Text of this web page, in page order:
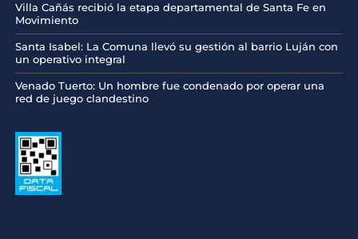
Villa Cañás recibió la etapa departamental de Santa Fe en
Movimiento
Santa Isabel: La Comuna llevó su gestión al barrio Luján con
un operativo integral
Venado Tuerto: Un hombre fue condenado por operar una
red de juego clandestino